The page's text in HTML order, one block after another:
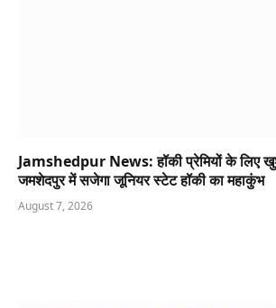
Jamshedpur News: हॉकी प्रेमियों के लिए
जमशेदपुर में सजेगा जूनियर स्टेट हॉकी का महाकुंभ
August 7, 2026